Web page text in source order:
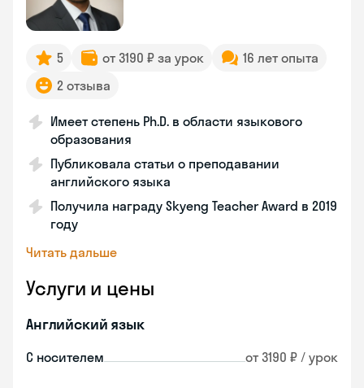
5 от 3190 ₽ за урок
16 лет опыта
2 отзыва
Имеет степень Ph.D. в области языкового
образования
Публиковала статьи о преподавании
английского языка
Получила награду Skyeng Teacher Award в 2019
году
Читать дальше
Услуги и цены
Английский язык
С носителем от 3190 ₽ / урок